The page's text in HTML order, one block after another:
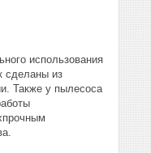
использования
сделаны из
Также у пылесоса